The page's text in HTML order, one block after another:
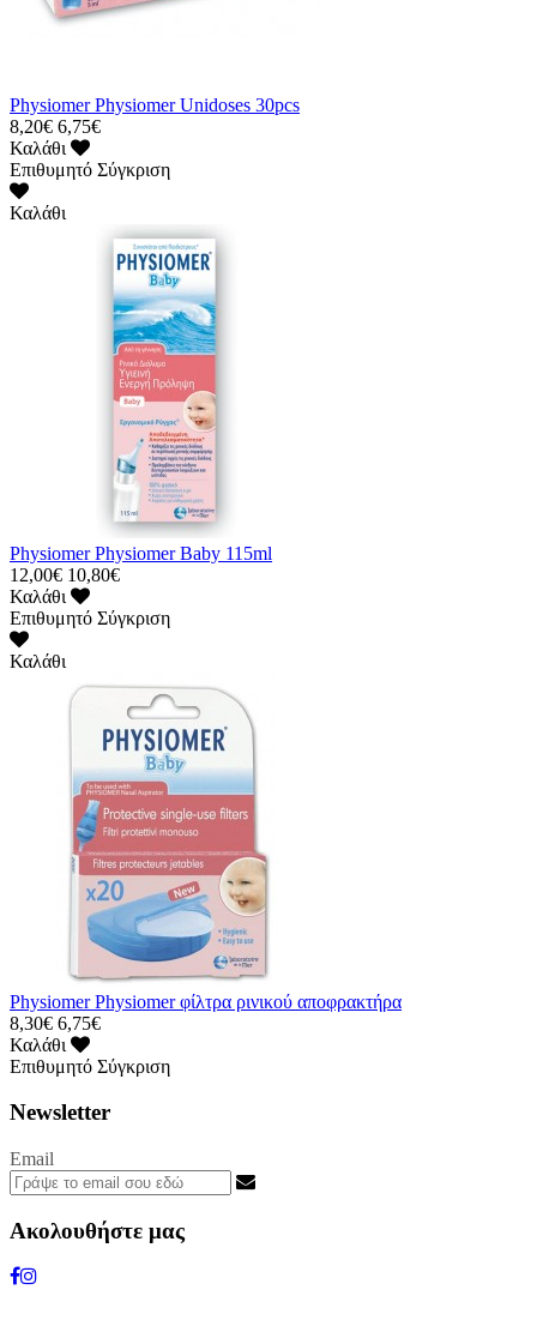
Physiomer Physiomer Unidoses 30pcs
8,20€ 6,75€
Καλάθι
Επιθυμητό Σύγκριση
Καλάθι
Physiomer Physiomer Baby 115ml
12,00€ 10,80€
Καλάθι
Επιθυμητό Σύγκριση
Καλάθι
Physiomer Physiomer φίλτρα ρινικού αποφρακτήρα
8,30€ 6,75€
Καλάθι
Επιθυμητό Σύγκριση
Newsletter
Email
Ακολουθήστε μας